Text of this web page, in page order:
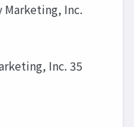
Marketing, Inc.
Inc. 35